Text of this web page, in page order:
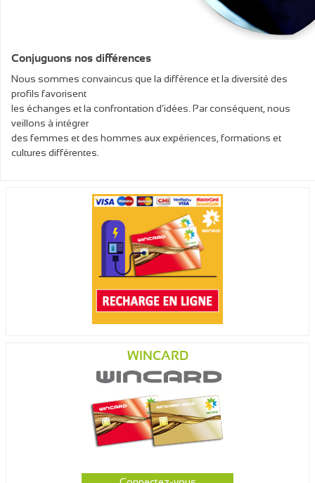
Conjuguons nos différences
Nous sommes convaincus que la différence et la diversité des
profils favorisent
les échanges et la confrontation d’idées. Par conséquent, nous
veillons à intégrer
des femmes et des hommes aux expériences, formations et
cultures différentes.
WINCARD